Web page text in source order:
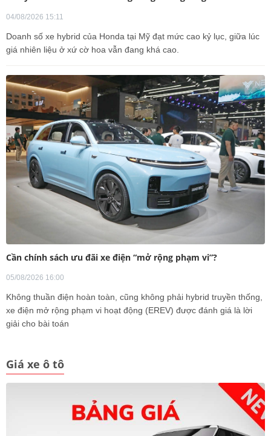
04/08/2026 15:11
Doanh số xe hybrid của Honda tại Mỹ đạt mức cao kỷ lục, giữa lúc
giá nhiên liệu ở xứ cờ hoa vẫn đang khá cao.
Cần chính sách ưu đãi xe điện “mở rộng phạm vi”?
05/08/2026 16:00
Không thuần điện hoàn toàn, cũng không phải hybrid truyền thống,
xe điện mở rộng phạm vi hoạt động (EREV) được đánh giá là lời
giải cho bài toán
Giá xe ô tô